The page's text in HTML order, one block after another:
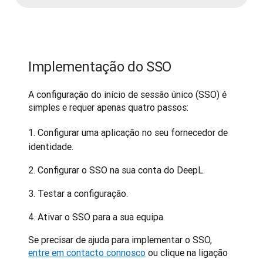
Implementação do SSO
A configuração do início de sessão único (SSO) é
simples e requer apenas quatro passos:
Configurar uma aplicação no seu fornecedor de
identidade.
Configurar o SSO na sua conta do DeepL.
Testar a configuração.
Ativar o SSO para a sua equipa.
entre em contacto connosco ou clique na ligação